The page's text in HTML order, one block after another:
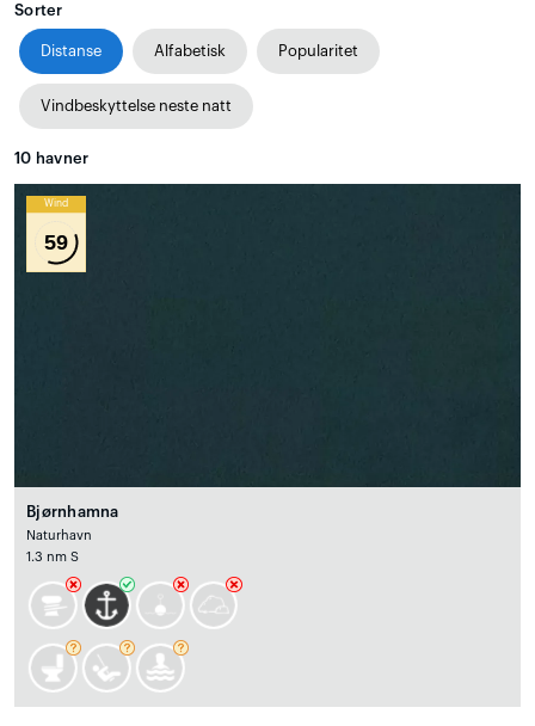
Sorter
Distanse Alfabetisk Popularitet
Vindbeskyttelse neste natt
10 havner
Wind
59
Bjørnhamna
Naturhavn
1.3 nm S